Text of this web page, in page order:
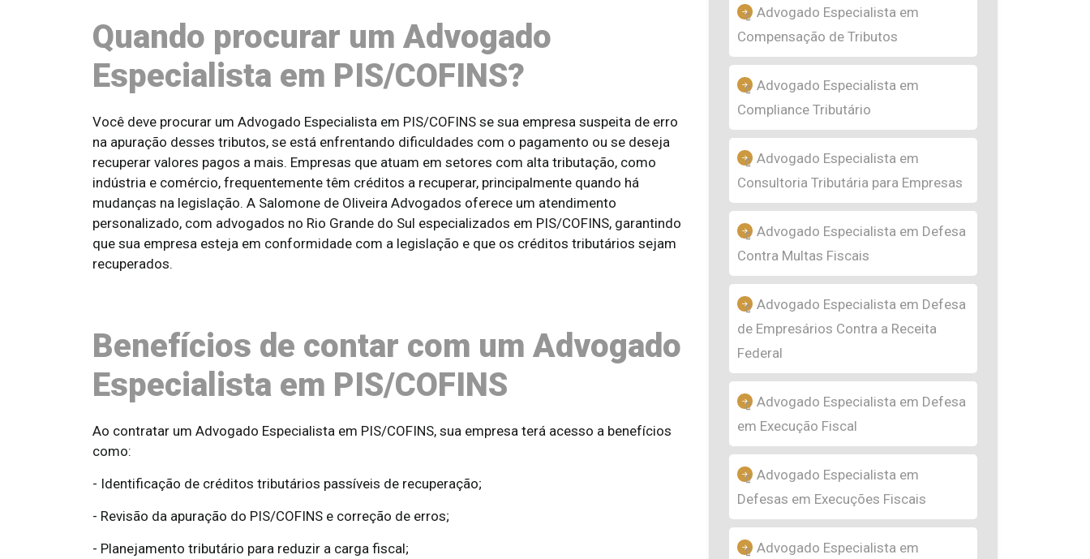
Quando procurar um Advogado
Especialista em PIS/COFINS?
Você deve procurar um Advogado Especialista em PIS/COFINS se sua empresa suspeita de erro
na apuração desses tributos, se está enfrentando dificuldades com o pagamento ou se deseja
recuperar valores pagos a mais. Empresas que atuam em setores com alta tributação, como
indústria e comércio, frequentemente têm créditos a recuperar, principalmente quando há
mudanças na legislação. A Salomone de Oliveira Advogados oferece um atendimento
personalizado, com advogados no Rio Grande do Sul especializados em PIS/COFINS, garantindo
que sua empresa esteja em conformidade com a legislação e que os créditos tributários sejam
recuperados.
Benefícios de contar com um Advogado
Especialista em PIS/COFINS
Ao contratar um Advogado Especialista em PIS/COFINS, sua empresa terá acesso a benefícios
como:
- Identificação de créditos tributários passíveis de recuperação;
- Revisão da apuração do PIS/COFINS e correção de erros;
- Planejamento tributário para reduzir a carga fiscal;
Advogado Especialista em
Compensação de Tributos
Advogado Especialista em
Compliance Tributário
Advogado Especialista em
Consultoria Tributária para Empresas
Advogado Especialista em Defesa
Contra Multas Fiscais
Advogado Especialista em Defesa
de Empresários Contra a Receita
Federal
Advogado Especialista em Defesa
em Execução Fiscal
Advogado Especialista em
Defesas em Execuções Fiscais
Advogado Especialista em